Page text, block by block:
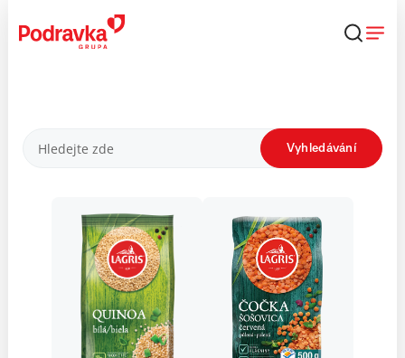
obsahu
Produkty Vyhledávání